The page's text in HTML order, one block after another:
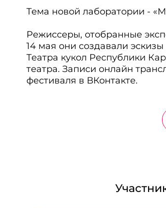
Тема новой лаборатории -
Режиссеры, отобранные
14 мая они создавали
Театра кукол Республики
театра. Записи онлайн
фестиваля в ВКонтакте.